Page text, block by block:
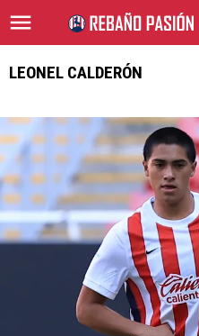
LEONEL CALDERÓN